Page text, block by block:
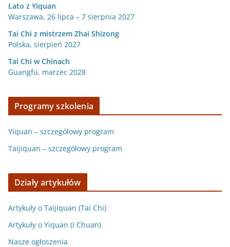
Lato z Yiquan
Warszawa, 26 lipca – 7 sierpnia 2027
Tai Chi z mistrzem Zhai Shizong
Polska, sierpień 2027
Tai Chi wChinach
Guangfu, marzec 2028
Programy szkolenia
Yiquan – szczegółowy program
Taijiquan – szczegółowy program
Działy artykułów
Artykuły o Taijiquan (Tai Chi)
Artykuły o Yiquan (I Chuan)
Nasze ogłoszenia